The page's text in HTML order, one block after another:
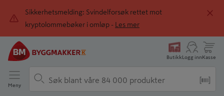
Sikkerhetsmelding: Svindelforsøk rettet mot
kryptolommebøker i omløp -
Les mer
ButikkLogg innKasse
Meny